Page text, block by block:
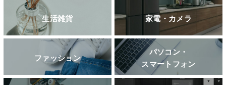
生活雑貨 家電・カメラ
ファッション
パソコン・
スマートフォン